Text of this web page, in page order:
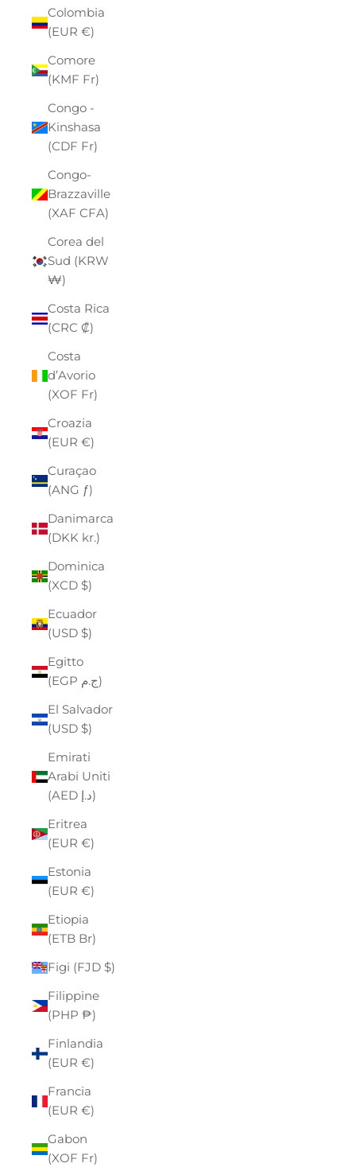
Colombia
(EUR €)
Comore
(KMF Fr)
Congo -
Kinshasa
(CDF Fr)
Congo-
Brazzaville
(XAF CFA)
Corea del
Sud (KRW
₩)
Costa Rica
(CRC ₡)
Costa
d’Avorio
(XOF Fr)
Croazia
(EUR €)
Curaçao
(ANG ƒ)
Danimarca
(DKK kr.)
Dominica
(XCD $)
Ecuador
(USD $)
Egitto
(EGP ج.م)
El Salvador
(USD $)
Emirati
Arabi Uniti
(AED د.إ)
Eritrea
(EUR €)
Estonia
(EUR €)
Etiopia
(ETB Br)
Figi (FJD $)
Filippine
(PHP ₱)
Finlandia
(EUR €)
Francia
(EUR €)
Gabon
(XOF Fr)